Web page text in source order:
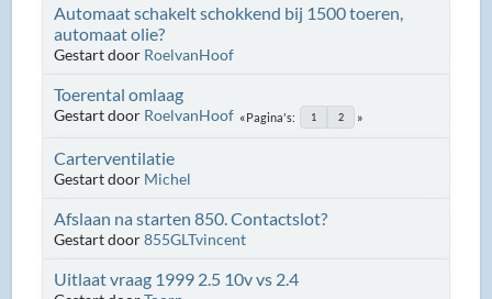
Automaat schakelt schokkend bij 1500 toeren,
automaat olie?
Gestart door RoelvanHoof
Toerental omlaag
Gestart door RoelvanHoof Pagina's 1 2
Carterventilatie
Gestart door Michel
Afslaan na starten 850. Contactslot?
Gestart door855GLTvincent
Uitlaat vraag 1999 2.5 10v vs 2.4